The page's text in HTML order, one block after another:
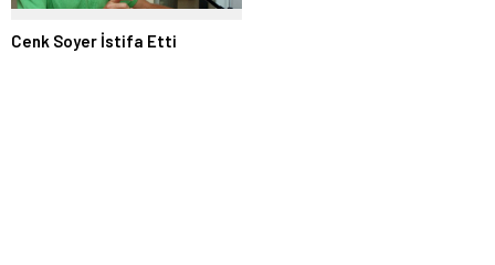
Cenk Soyer İstifa Etti